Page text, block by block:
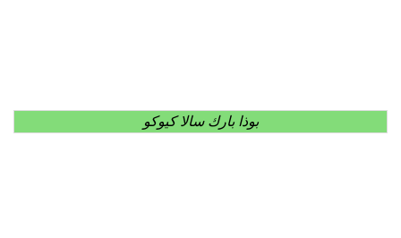
بوذا بارك سالا كيوكو